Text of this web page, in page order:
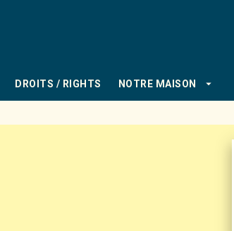
DROITS / RIGHTS NOTRE MAISON arrow_drop_down